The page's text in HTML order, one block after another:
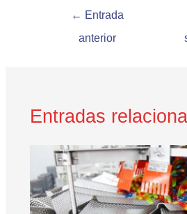
← Entrada
anterior
Entradas